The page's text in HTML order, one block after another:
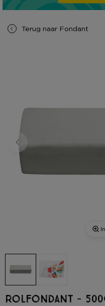
Terug naar Fondant
Rolfondant -